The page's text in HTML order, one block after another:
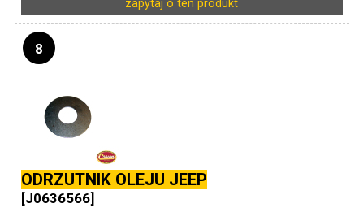
zapytaj o ten produkt
8
ODRZUTNIK OLEJU JEEP
[J0636566]